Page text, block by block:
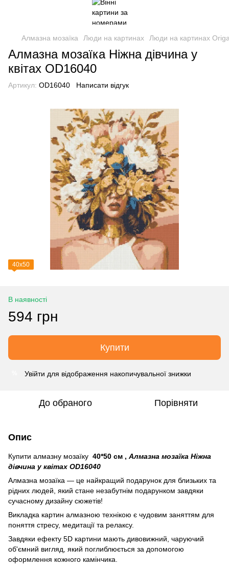
Алмазна мозаїка Люди на картинах Люди на картинах
Алмазна мозаїка Ніжна дівчина у
квітах OD16040
Артикул: OD16040 Написати відгук
40х50
В наявності
594 грн
Купити
Увійти для відображення накопичувальної знижки
До обраного Порівняти
Опис
Купити алмазну мозаїку 40*50 см , Алмазна мозаїка Ніжна
дівчина у квітах OD16040
Алмазна мозаїка — це найкращий подарунок для близьких та
рідних людей, який стане незабутнім подарунком завдяки
сучасному дизайну сюжетів!
Викладка картин алмазною технікою є чудовим заняттям для
поняття стресу, медитації та релаксу.
Завдяки ефекту 5D картини мають дивовижний, чаруючий
об'ємний вигляд, який поглиблюється за допомогою
оформлення кожного камінчика.